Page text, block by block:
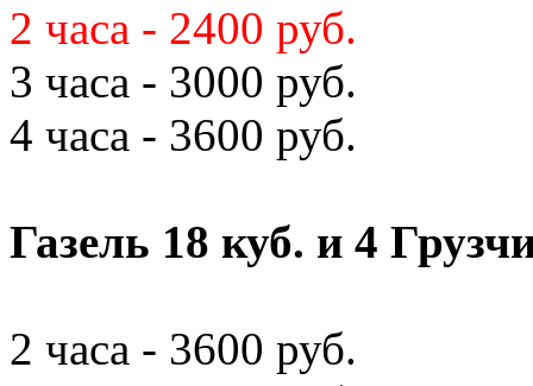
2 часа - 2400 руб.
3 часа - 3000 руб.
4 часа - 3600 руб.
Газель 18 куб. и 4
2 часа - 3600 руб.